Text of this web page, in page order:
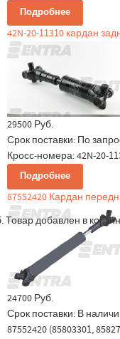
Товар добавлен в
Подробнее
42N-20-11310 кардан
29500 Руб.
Срок поставки: По
Кросс-номера: 42N-20-
Подробнее
87552420 Кардан
24700 Руб.
Срок поставки: В
87552420 (85803301,